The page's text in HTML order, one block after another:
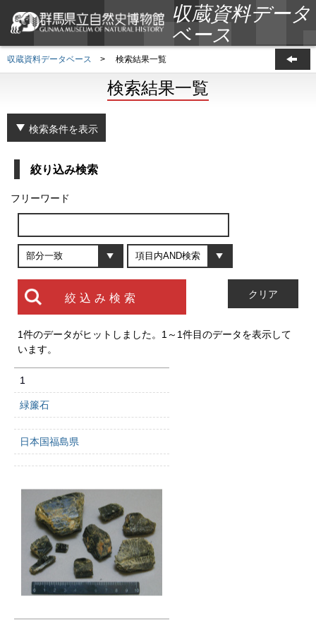
収蔵資料データ
ベース
収蔵資料データベース > 検索結果一覧
検索結果一覧
検索条件を表示
絞り込み検索
フリーワード
1件のデータがヒットしました。1～1件目のデータを表示して
います。
1
緑簾石
日本国福島県